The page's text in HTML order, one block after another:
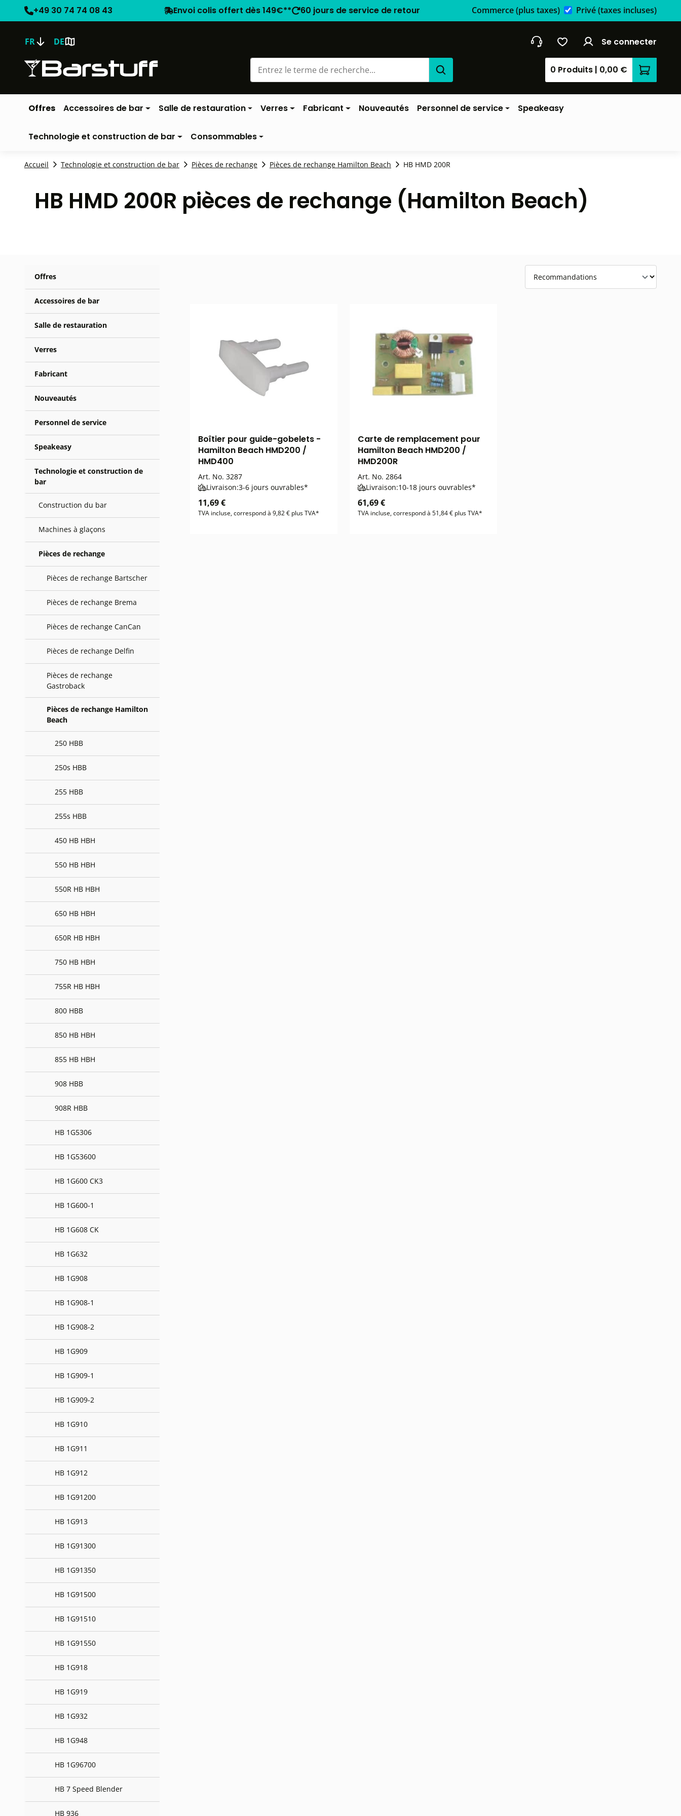
+49 30 74 74 08 43 Envoi colis offert dès 149€** 60 jours de service de retour Commerce(plus taxes) Privé(taxes incluses)
FR DE Se connecter
0 Produits | 0,00 € Le
Offres Accessoires de bar Salle de restauration Verres Fabricant Nouveautés Personnel de service Speakeasy
Technologie et construction de bar Consommables
Accueil Technologie et construction de bar Pièces de rechange Pièces de rechange Hamilton Beach HB HMD 200R
HB HMD 200R pièces de rechange (Hamilton Beach)
Offres
Accessoires de bar
Salle de restauration
Verres
Fabricant
Nouveautés
Personnel de service
Speakeasy
Technologie et construction de
bar
Construction du bar
Machines à glaçons
Pièces de rechange
Pièces de rechange Bartscher
Pièces de rechange Brema
Pièces de rechange CanCan
Pièces de rechange Delfin
Pièces de rechange
Gastroback
Pièces de rechange Hamilton
Beach
250 HBB
250s HBB
255 HBB
255s HBB
450 HB HBH
550 HB HBH
550R HB HBH
650 HB HBH
650R HB HBH
750 HB HBH
755R HB HBH
800 HBB
850 HB HBH
855 HB HBH
908 HBB
908R HBB
HB 1G5306
HB 1G53600
HB 1G600 CK3
HB 1G600-1
HB 1G608 CK
HB 1G632
HB 1G908
HB 1G908-1
HB 1G908-2
HB 1G909
HB 1G909-1
HB 1G909-2
HB 1G910
HB 1G911
HB 1G912
HB 1G91200
HB 1G913
HB 1G91300
HB 1G91350
HB 1G91500
HB 1G91510
HB 1G91550
HB 1G918
HB 1G919
HB 1G932
HB 1G948
HB 1G96700
HB 7 Speed Blender
HB 936
Boîtier pour guide-gobelets -
Hamilton Beach HMD200 /
HMD400
Art. No. 3287
Livraison:3-6 jours ouvrables*
11,69 €
TVA incluse, correspond à 9,82 € plus TVA*
Carte de remplacement pour
Hamilton Beach HMD200 /
HMD200R
Art. No. 2864
Livraison:10-18 jours ouvrables*
61,69 €
TVA incluse, correspond à 51,84 € plus TVA*